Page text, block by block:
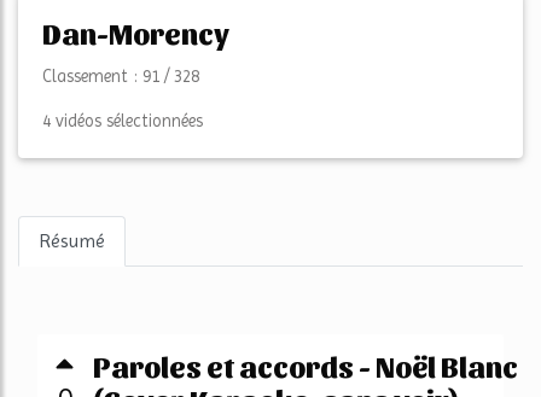
Dan-Morency
Classement : 91 / 328
4 vidéos sélectionnées
Résumé
Paroles et accords - Noël Blanc